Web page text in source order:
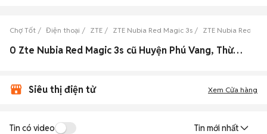
Chợ Tốt Điện thoại ZTE ZTE Nubia Red Magic 3s ZTE Nubia Red
0 Zte Nubia Red Magic 3s cũ Huyện Phú Vang, Thừa Thiên Huế đẹp
Siêu thị điện tử Xem Cửa hàng
Tin có video Tin mới nhất